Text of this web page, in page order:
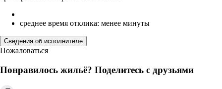
среднее время отклика: менее минуты
Сведения об исполнителе
Пожаловаться
Понравилось жильё? Поделитесь с друзьями